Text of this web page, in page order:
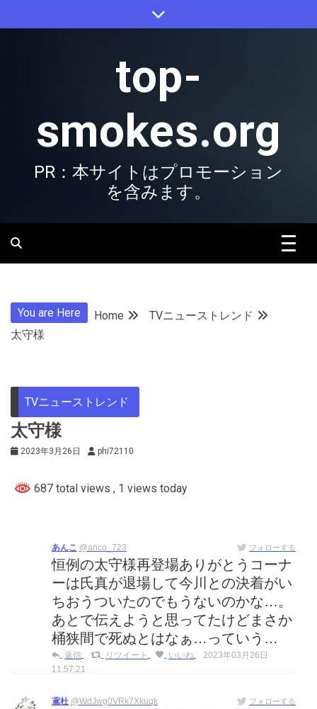
to
top-
smokes.org
PR：本サイトはプロモーション
を含みます。
You are Here Home
TVニューストレンド
太守様
TVニューストレンド
太守様
2023年3月26日 phi72110
687 total views , 1 views today
あんこ @anco_723 フォローする
恒例の太守様再登場ありがとうコーナ
ーは氏真が退場して今川との決着がい
ちおうついたのでもうないのかな…。
あとで伝えようと思ってたけどまさか
桶狭間で死ぬとはなぁ…っていう…
返信 リツイート いいね
2023年03月26日
11:57:21
鳶杜 @WdJwg0VRk7Xkuqk フォローする